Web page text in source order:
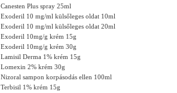
Canesten Plus spray 25ml
Exoderil 10 mg/ml külsőleges oldat 10ml
Exoderil 10 mg/ml külsőleges oldat 20ml
Exoderil 10mg/g krém 15g
Exoderil 10mg/g krém 30g
Lamisil Derma 1% krém 15g
Lomexin 2% krém 30g
Nizoral sampon korpásodás ellen 100ml
Terbisil 1% krém 15g